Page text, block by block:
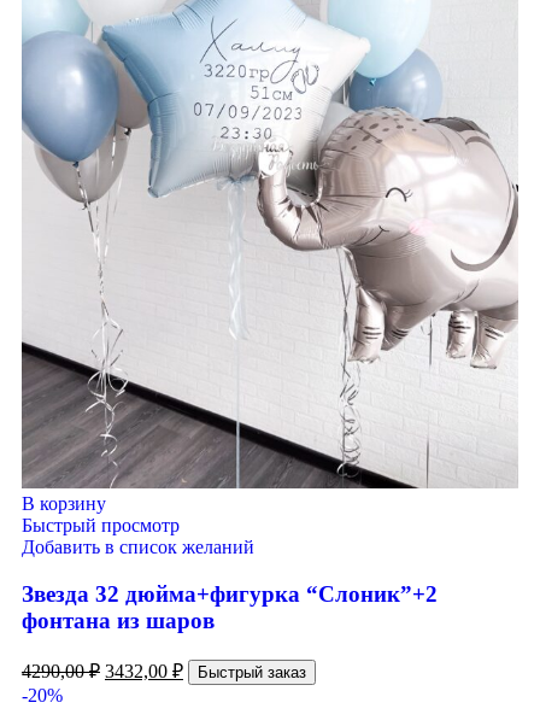
В корзину
Быстрый просмотр
Добавить в список желаний
Звезда 32 дюйма+фигурка “Слоник”+2
фонтана из шаров
4290,00₽ 3432,00 ₽ Быстрый заказ
-20%